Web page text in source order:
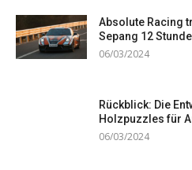
Absolute Racing
Sepang 12
06/03/2024
Rückblick: Die
Holzpuzzles für
06/03/2024